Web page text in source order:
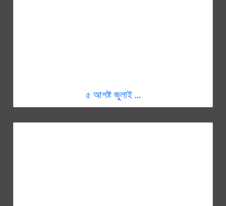
৫ আগষ্ট জুলাই ...